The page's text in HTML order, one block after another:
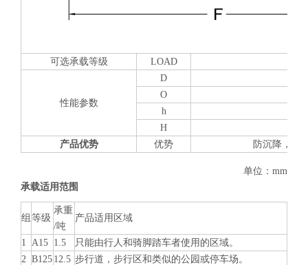
可选承载等级 LOAD
性能参数
D
O
h
H
产品优势
优势 防沉降，带
单位：mm
承载适用范围
组 等级
承重
/吨
产品适用区域
1 A15 1.5
只能由行人和骑脚踏车者使用的区域。
2 B125 12.5 步行道，步行区和类似的公园或停车场。